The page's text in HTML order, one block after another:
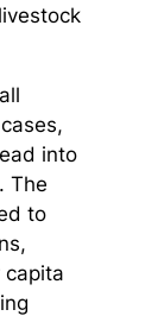
into
The
to
capita